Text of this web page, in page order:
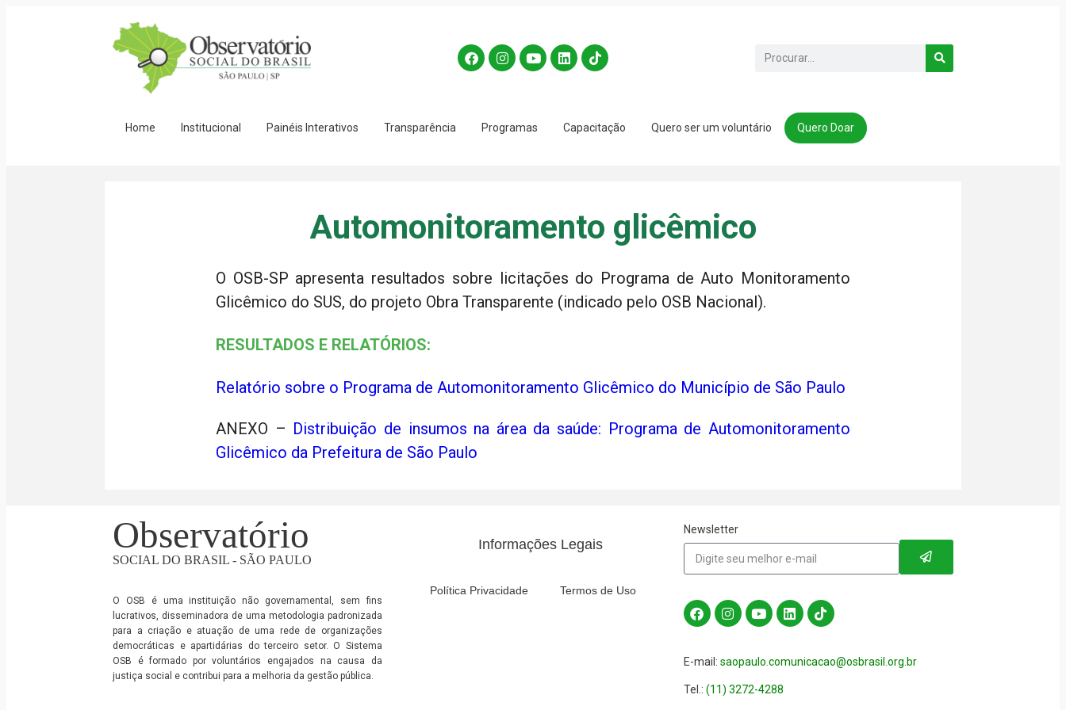
Home Institucional Painéis Interativos Transparência Programas Capacitação Quero ser um voluntário Quero Doar
Automonitoramento glicêmico
O OSB-SP apresenta resultados sobre licitações do Programa de Auto Monitoramento
Glicêmico do SUS, do projeto Obra Transparente (indicado pelo OSB Nacional).
RESULTADOS E RELATÓRIOS:
Relatório sobre o Programa de Automonitoramento Glicêmico do Município de São Paulo
ANEXO – Distribuição de insumos na área da saúde: Programa de Automonitoramento
Glicêmico da Prefeitura de São Paulo
Observatório
SOCIAL DO BRASIL - SÃO PAULO
O OSB é uma instituição não governamental, sem fins
lucrativos, disseminadora de uma metodologia padronizada
para a criação e atuação de uma rede de organizações
democráticas e apartidárias do terceiro setor. O Sistema
OSB é formado por voluntários engajados na causa da
justiça social e contribui para a melhoria da gestão pública.
Informações Legais
Política Privacidade Termos de Uso
Newsletter
E-mail: saopaulo.comunicacao@osbrasil.org.br
Tel.: (11) 3272-4288